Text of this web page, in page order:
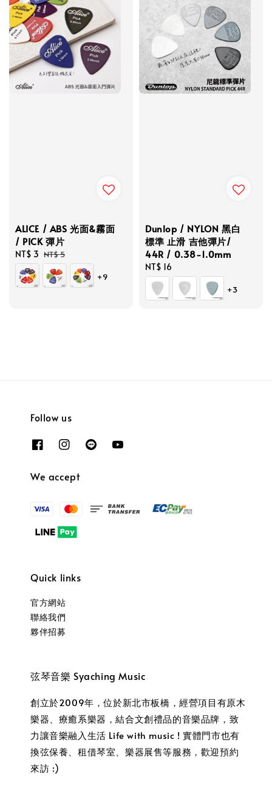
ALICE / ABS 光面&霧面
/ PICK 彈片
Sale
price
NT$ 3 Regular
price
NT$ 5
+9
Dunlop / NYLON 黑白
標準 止滑 吉他彈片/
44R / 0.38-1.0mm
Regular
price
NT$ 16
+3
Follow us
We accept
Quick links
官方網站
聯絡我們
夥伴招募
弦琴音樂 Syaching Music
創立於2009年，位於新北市板橋，經營項目有原木
樂器、療癒系樂器，結合文創禮品的音樂品牌，致
力讓音樂融入生活 Life with music ! 實體門市也有
換弦保養、租借琴室、樂器展售等服務，歡迎預約
來訪 :)